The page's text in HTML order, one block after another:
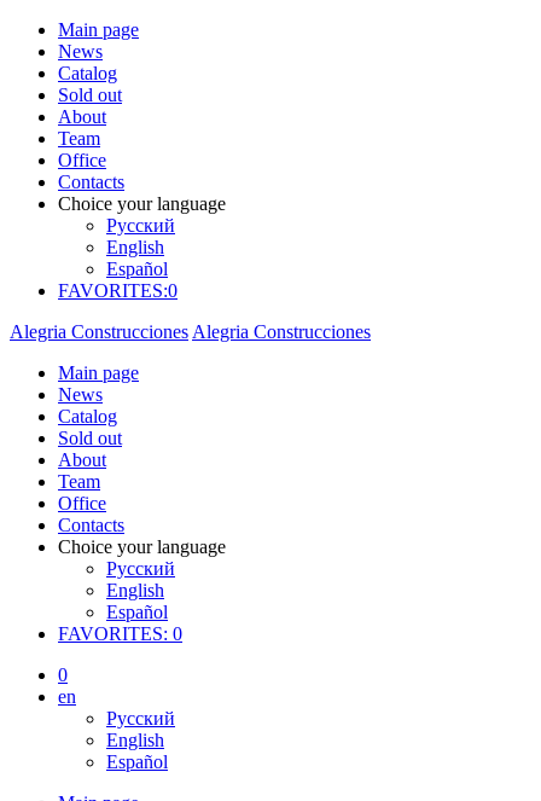
Main page
News
Catalog
Sold out
About
Team
Office
Contacts
Choice your language
Русский
English
Español
FAVORITES:0
Alegria Construcciones Alegria Construcciones
Main page
News
Catalog
Sold out
About
Team
Office
Contacts
Choice your language
Русский
English
Español
FAVORITES: 0
0
en
Русский
English
Español